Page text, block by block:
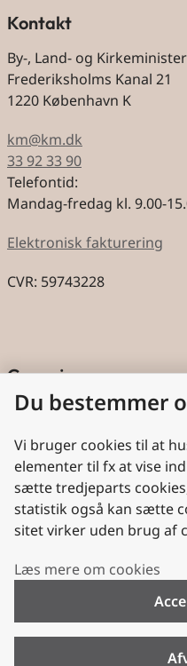
Kontakt
By-, Land- og
Frederiksholms Kanal 21
1220 København K
km@km.dk
33 92 33 90
Telefontid:
Mandag-fredag kl. 9.00-
Elektronisk fakturering
CVR: 59743228
Genveje
Cookies
Aktindsigt
Persondatabeskyttelse
Nyttige links
Plan- og
Folkekirken.dk
Du bestemmer
Vi bruger cookies til at
elementer til fx at vise
sætte tredjeparts
statistik også kan sætte
sitet virker uden brug af
Læs mere om cookies